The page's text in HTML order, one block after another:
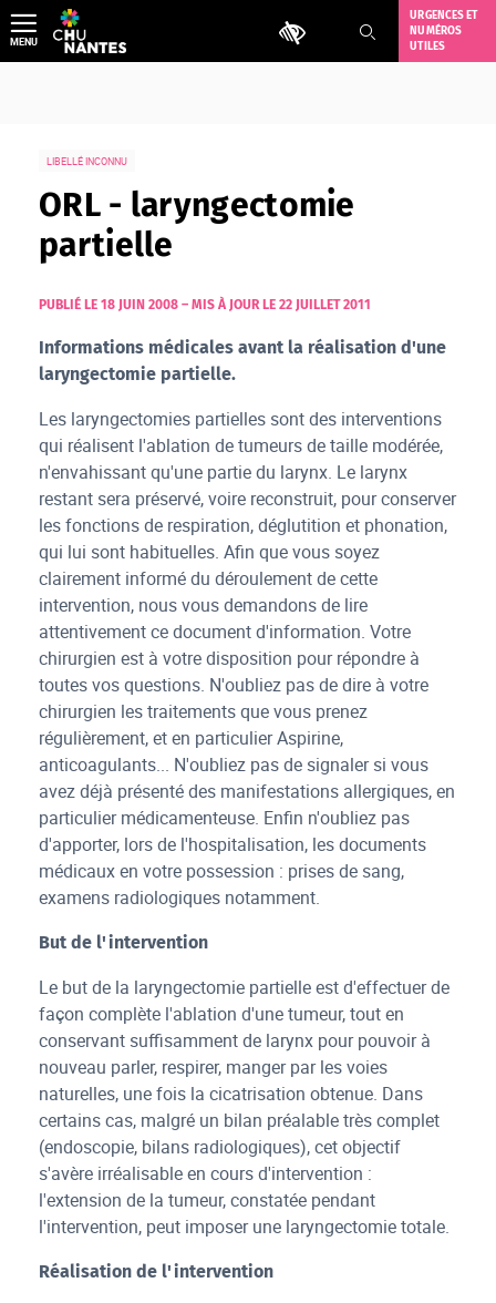
Aller
au
contenu
Outils d'accessibilité
URGENCES ET
NUMÉROS
UTILES
MENU
LIBELLÉ INCONNU
ORL - laryngectomie
partielle
PUBLIÉ LE 18 JUIN 2008 – MIS À JOUR LE 22 JUILLET 2011
Informations médicales avant la réalisation d'une
laryngectomie partielle.
Les laryngectomies partielles sont des interventions
qui réalisent l'ablation de tumeurs de taille modérée,
n'envahissant qu'une partie du larynx. Le larynx
restant sera préservé, voire reconstruit, pour conserver
les fonctions de respiration, déglutition et phonation,
qui lui sont habituelles. Afin que vous soyez
clairement informé du déroulement de cette
intervention, nous vous demandons de lire
attentivement ce document d'information. Votre
chirurgien est à votre disposition pour répondre à
toutes vos questions. N'oubliez pas de dire à votre
chirurgien les traitements que vous prenez
régulièrement, et en particulier Aspirine,
anticoagulants... N'oubliez pas de signaler si vous
avez déjà présenté des manifestations allergiques, en
particulier médicamenteuse. Enfin n'oubliez pas
d'apporter, lors de l'hospitalisation, les documents
médicaux en votre possession : prises de sang,
examens radiologiques notamment.
But de l'intervention
Le but de la laryngectomie partielle est d'effectuer de
façon complète l'ablation d'une tumeur, tout en
conservant suffisamment de larynx pour pouvoir à
nouveau parler, respirer, manger par les voies
naturelles, une fois la cicatrisation obtenue. Dans
certains cas, malgré un bilan préalable très complet
(endoscopie, bilans radiologiques), cet objectif
s'avère irréalisable en cours d'intervention :
l'extension de la tumeur, constatée pendant
l'intervention, peut imposer une laryngectomie totale.
Réalisation de l'intervention